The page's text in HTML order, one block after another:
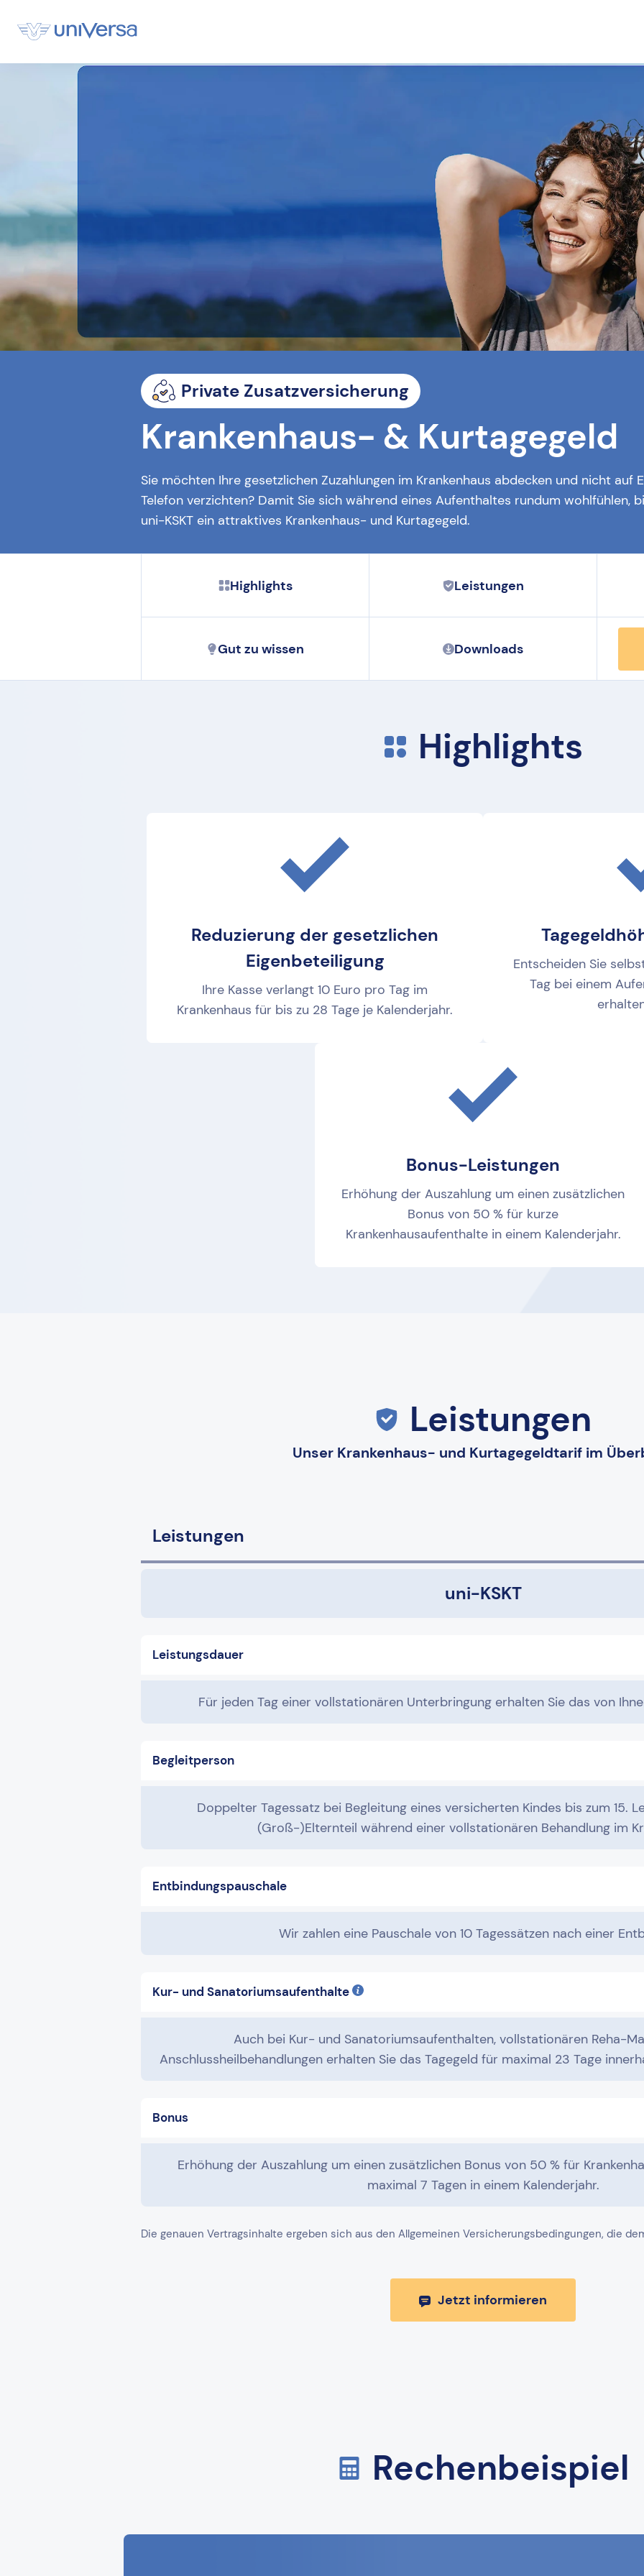
Private Zusatzversicherung
Krankenhaus- & Kurtagegeld
Sie möchten Ihre gesetzlichen Zuzahlungen im Krankenhaus abdecken und nicht auf
Telefon verzichten? Damit Sie sich während eines Aufenthaltes rundum wohlfühlen,
uni-KSKT ein attraktives Krankenhaus- und Kurtagegeld.
Highlights Leistungen
Gut zu wissen Downloads
Highlights
Reduzierung der gesetzlichen
Eigenbeteiligung
Ihre Kasse verlangt 10 Euro pro Tag im
Krankenhaus für bis zu 28 Tage je Kalenderjahr.
Entscheiden Sie
Tag bei einem
Bonus-Leistungen
Erhöhung der Auszahlung um einen zusätzlichen
Bonus von 50 % für kurze
Krankenhausaufenthalte in einem Kalenderjahr.
Leistungen
Unser Krankenhaus- und Kurtagegeldtarif im
Leistungen
uni-KSKT
Leistungsdauer
Für jeden Tag einer vollstationären Unterbringung erhalten Sie das von
Begleitperson
Doppelter Tagessatz bei Begleitung eines versicherten Kindes bis zum 15.
(Groß-)Elternteil während einer vollstationären Behandlung im
Entbindungspauschale
Wir zahlen eine Pauschale von 10 Tagessätzen nach einer
Kur- und Sanatoriumsaufenthalte
Auch bei Kur- und Sanatoriumsaufenthalten, vollstationären Reha-
Anschlussheilbehandlungen erhalten Sie das Tagegeld für maximal 23 Tage
Bonus
Erhöhung der Auszahlung um einen zusätzlichen Bonus von 50 % für
maximal 7 Tagen in einem Kalenderjahr.
Die genauen Vertragsinhalte ergeben sich aus den Allgemeinen Versicherungsbedingungen, die
Jetzt informieren
Rechenbeispiel